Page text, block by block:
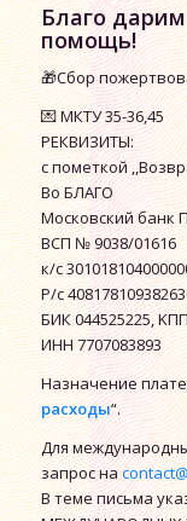
Благо
помощь!
🎁Сбор
💌 МКТУ 35-36,45
РЕКВИЗИТЫ:
с пометкой
Во БЛАГО
Московский банк
ВСП № 9038/01616
к/с
P/c
БИК 044525225,
ИНН 7707083893
Назначение
расходы“.
Для
запрос на
В теме письма